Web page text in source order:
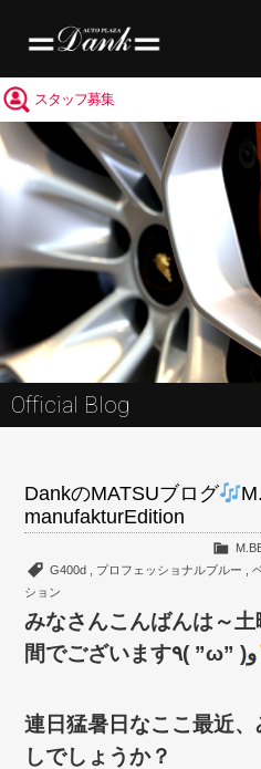
スタッフ募集
Official Blog
DankのMATSUブログ
manufakturEdition
G400d
プロフェッショナルブルー ,
ション
みなさんこんばんは～
間でございます٩( ”ω” )و
連日猛暑日なここ最近
しでしょうか？